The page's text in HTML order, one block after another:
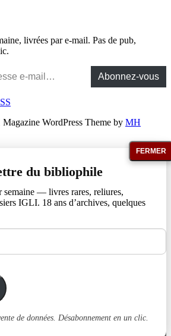
livrées par e-mail. Pas de pub,
Abonnez-vous
WordPress Theme by MH
du bibliophile
semaine — livres rares, reliures,
IGLI. 18 ans d’archives, quelques
de données. Désabonnement en un clic.
FERMER